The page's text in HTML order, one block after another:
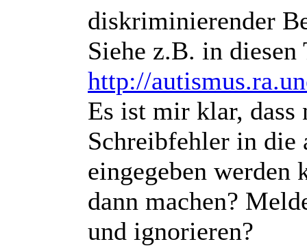
diskriminierender
Siehe z.B. in diesen
http://
Es ist mir klar,
Schreibfehler in die
eingegeben werden
dann machen?
und ignorieren?